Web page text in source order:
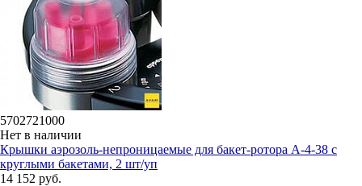
5702721000
Нет в наличии
Крышки аэрозоль-непроницаемые для бакет-ротора А-4-38 с
круглыми бакетами, 2 шт/уп
14 152 руб.